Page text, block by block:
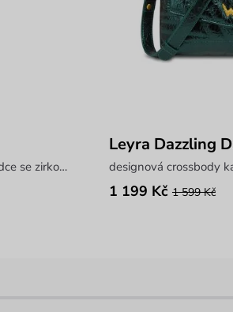
řetízkový náhrdelník s motivem srdce se zirkony
Leyra Dazzling
designová crossbody
1 199 Kč 1 599 Kč